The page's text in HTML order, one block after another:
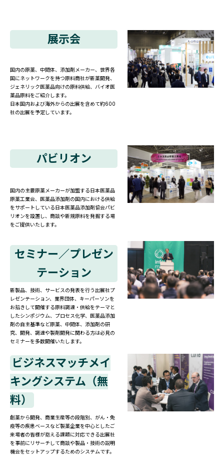
展示会
国内の原薬、中間体、添加剤メーカー、世界各
国にネットワークを持つ原料商社が新薬開発、
ジェネリック医薬品向けの原料供給、バイオ医
薬品原料をご紹介します。
日本国内および海外からの出展を含めて約600
社の出展を予定しています。
パビリオン
国内の主要原薬メーカーが加盟する日本医薬品
原薬工業会、医薬品添加剤の国内における供給
をサポートしている日本医薬品添加剤協会パビ
リオンを設置し、商談や新規原料を発掘する場
をご提供いたします。
セミナー／プレゼン
テーション
新製品、技術、サービスの発表を行う出展社プ
レゼンテーション、業界団体、キーパーソンを
お招きして開催する原料調達・供給をテーマと
したシンポジウム、プロセス化学、医薬品添加
剤の自主基準など原薬、中間体、添加剤の研
究、開発、調達や製剤開発に関わる方は必見の
セミナーを多数開催いたします。
ビジネスマッチメイ
キングシステム（無
料）
創薬から開発、商業生産等の段階別、がん・免
疫等の疾患ベースなど製薬企業を中心としたご
来場者の皆様が抱える課題に対応できる出展社
を事前にリサーチして商談や製品・技術の説明
機会をセットアップするためのシステムです。